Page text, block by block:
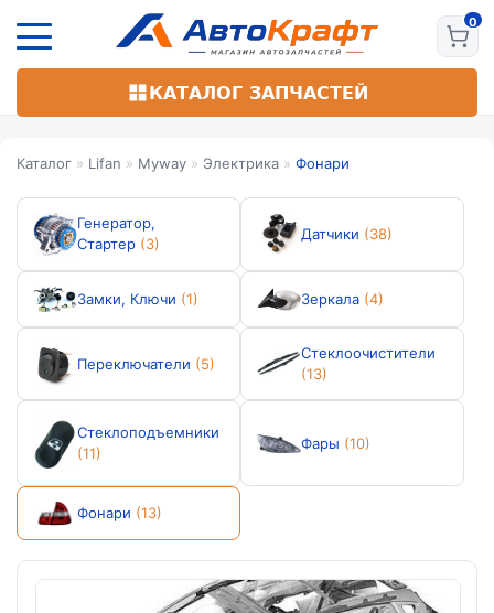
основному
КАТАЛОГ ЗАПЧАСТЕЙ
Каталог » Lifan » Myway » Электрика » Фонари
Генератор,
Стартер (3)
Датчики (38)
Замки, Ключи (1) Зеркала (4)
Переключатели (5)
Стеклоочистители
(13)
Стеклоподъемники
(11)
Фары (10)
Фонари (13)